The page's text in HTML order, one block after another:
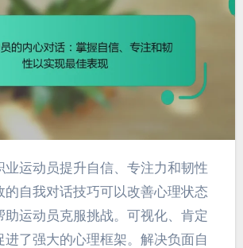
的自我对话技巧可以改善心理状态
助运动员克服挑战。可视化、肯定
进了强大的心理框架。解决负面自